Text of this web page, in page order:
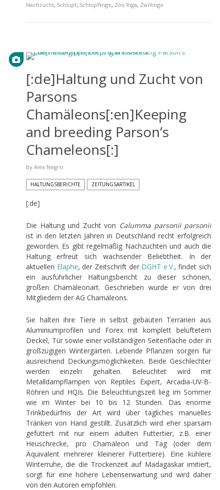
Nachzucht, Schlupf, Schlüpflinge, Zoo Riga, Zwillinge
[:de]Haltung und Zucht von
Parsons
Chamäleons[:en]Keeping
and breeding Parson’s
Chameleons[:]
by Alex Negro
HALTUNGSBERICHTE ZEITUNGSARTIKEL
[:de]
Die Haltung und Zucht von Calumma parsonii parsonii
ist in den letzten Jahren in Deutschland recht erfolgreich
geworden. Es gibt regelmäßig Nachzuchten und auch die
Haltung erfreut sich wachsender Beliebtheit. In der
aktuellen Elaphe, der Zeitschrift der DGHT e.V., findet sich
ein ausführlicher Haltungsbericht zu dieser schönen,
großen Chamäleonart. Geschrieben wurde er von drei
Mitgliedern der AG Chamäleons.
Sie halten ihre Tiere in selbst gebauten Terrarien aus
Aluminiumprofilen und Forex mit komplett belüftetem
Deckel, Tür sowie einer vollständigen Seitenfläche oder in
großzügigen Wintergärten. Lebende Pflanzen sorgen für
ausreichend Deckungsmöglichkeiten. Beide Geschlechter
werden einzeln gehalten. Beleuchtet wird mit
Metalldampflampen von Reptiles Expert, Arcadia-UV-B-
Röhren und HQIs. Die Beleuchtungszeit lieg im Sommer
wie im Winter bei 10 bis 12 Stunden. Das enorme
Trinkbedürfnis der Art wird über tägliches manuelles
Tränken von Hand gestillt. Zusätzlich wird eher sparsam
gefüttert mit nur einem adulten Futtertier, z.B. einer
Heuschrecke, pro Chamäleon und Tag (oder dem
Äquivalent mehrerer kleinerer Futtertiere). Eine kühlere
Winterruhe, die die Trockenzeit auf Madagaskar imitiert,
sorgt für eine höhere Lebenserwartung und wird daher
von den Autoren empfohlen.